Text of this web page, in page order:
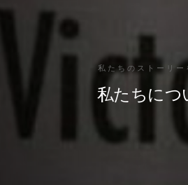
私たちのストーリー
私たちにつ